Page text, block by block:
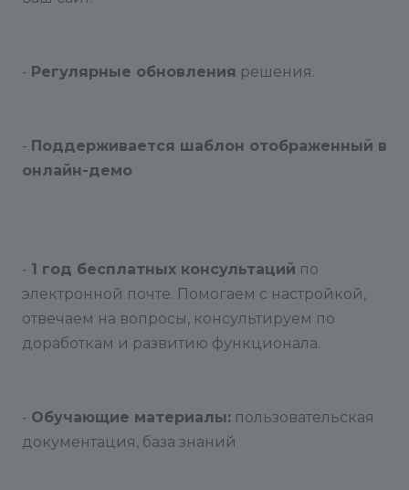
- Регулярные обновления решения.
- Поддерживается шаблон отображенный в
онлайн-демо
- 1 год бесплатных консультаций по
электронной почте. Помогаем с настройкой,
отвечаем на вопросы, консультируем по
доработкам и развитию функционала.
- Обучающие материалы: пользовательская
документация, база знаний